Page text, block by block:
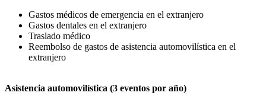
Gastos médicos de emergencia en el extranjero
Gastos dentales en el extranjero
Traslado médico
Reembolso de gastos de asistencia automovilística en el
extranjero
Asistencia automovilística (3 eventos por año)